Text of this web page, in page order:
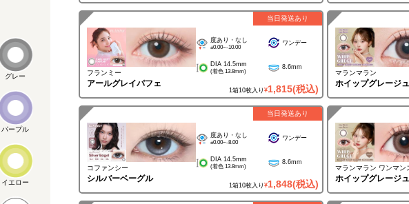
グレー
パープル
イエロー
フランミー
アールグレイパフェ
度あり・なし
±0.00~-10.00
ワンデー
DIA 14.5mm
(着色 13.8mm)
8.6mm
1箱10枚入り ¥1,815(税込)
当日発送あり
マランマラン
ホイップグレージュ
コファンシー
シルバーベーグル
度あり・なし
±0.00~-8.00
ワンデー
DIA 14.5mm
(着色 13.8mm)
8.6mm
1箱10枚入り ¥1,848(税込)
当日発送あり
マランマラン ワンマン
ホイップグレージュ